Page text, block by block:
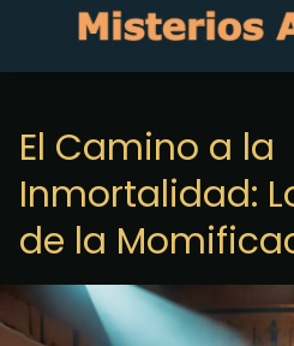
El Camino a la
Inmortalidad:
de la